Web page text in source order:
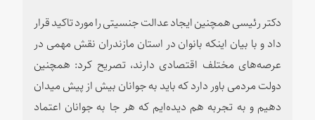
دکتر رئیسی همچنین ایجاد عدالت جنسیتی را مورد تاکید قرار
داد و با بیان اینکه بانوان در استان مازندران نقش مهمی در
عرصه‌های مختلف اقتصادی دارند، تصریح کرد: همچنین
دولت مردمی باور دارد که باید به جوانان بیش از پیش میدان
دهیم و به تجربه هم دیده‌ایم که هر جا به جوانان اعتماد